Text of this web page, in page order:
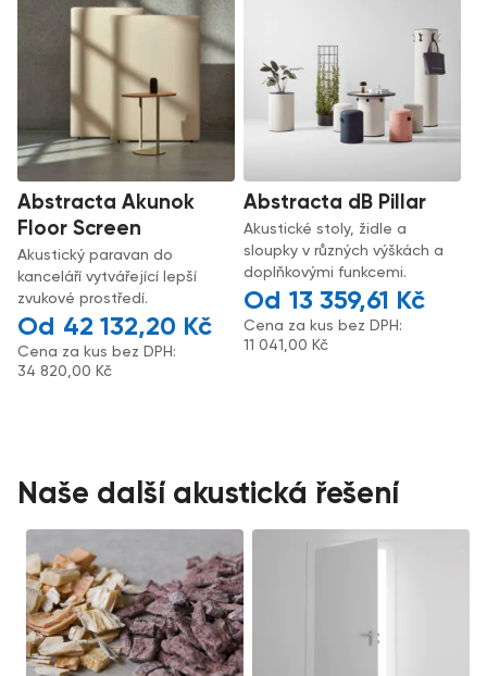
Abstracta Akunok
Floor Screen
Akustický paravan do
kanceláří vytvářející lepší
zvukové prostředí.
42 132,20 Kč
Cena za kus bez DPH:
34 820,00 Kč
Abstracta dB Pillar
Akustické stoly, židle a
sloupky v různých výškách a
doplňkovými funkcemi.
13 359,61 Kč
Cena za kus bez DPH:
11 041,00 Kč
Naše další akustická řešení